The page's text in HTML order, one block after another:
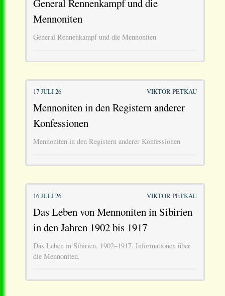
General Rennenkampf und die
Mennoniten
General Rennenkampf und die Mennoniten
17 JULI 26 VIKTOR PETKAU
Mennoniten in den Registern anderer
Konfessionen
Mennoniten in den Registern anderer Konfessionen
16 JULI 26 VIKTOR PETKAU
Das Leben von Mennoniten in Sibirien
in den Jahren 1902 bis 1917
Das Leben in Sibirien. 1902–1917. Informationen über
die Mennoniten.